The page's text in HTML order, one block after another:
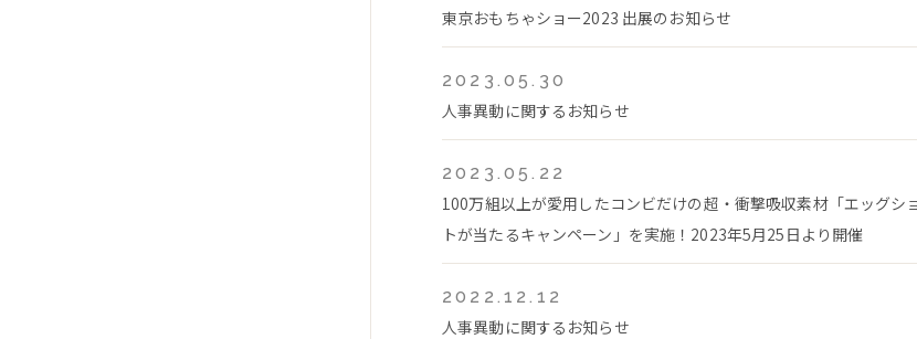
東京おもちゃショー2023 出展のお知らせ
2023.05.30
人事異動に関するお知らせ
2023.05.22
100万組以上が愛用したコンビだけの超・衝撃吸収素材「エッグシ
トが当たるキャンペーン」を実施！2023年5月25日より開催
2022.12.12
人事異動に関するお知らせ